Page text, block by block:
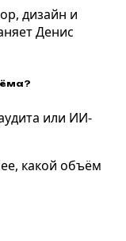
дизайн и
Денис
или ИИ-
какой объём